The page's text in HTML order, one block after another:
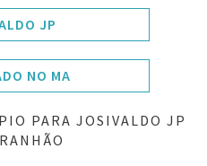
JP
NO MA
PARA JOSIVALDO JP